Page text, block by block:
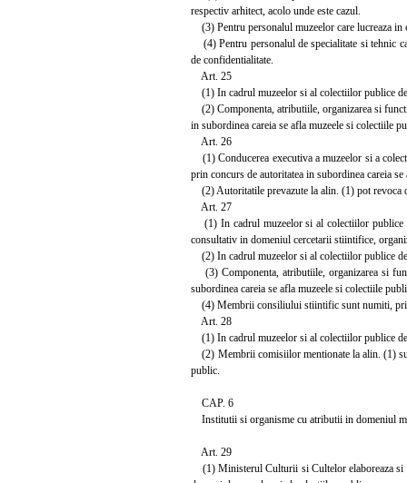
respectiv arhitect, acolo unde este cazul.
(3) Pentru personalul muzeelor care lucreaza in
(4) Pentru personalul de specialitate si tehnic
de confidentialitate.
Art. 25
(1) In cadrul muzeelor si al colectiilor publice
(2) Componenta, atributiile, organizarea si
in subordinea careia se afla muzeele si colectiile
Art. 26
(1) Conducerea executiva a muzeelor si a
prin concurs de autoritatea in subordinea careia
(2) Autoritatile prevazute la alin. (1) pot revoca
Art. 27
(1) In cadrul muzeelor si al colectiilor publice
consultativ in domeniul cercetarii stiintifice,
(2) In cadrul muzeelor si al colectiilor publice
(3) Componenta, atributiile, organizarea si
subordinea careia se afla muzeele si colectiile
(4) Membrii consiliului stiintific sunt numiti, prin
Art. 28
(1) In cadrul muzeelor si al colectiilor publice
(2) Membrii comisiilor mentionate la alin. (1)
public.
CAP. 6
Institutii si organisme cu atributii in domeniul
Art. 29
(1) Ministerul Culturii si Cultelor elaboreaza si